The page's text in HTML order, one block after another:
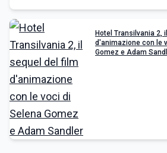
Hotel Transilvania 2,
d'animazione con le
Gomez e Adam